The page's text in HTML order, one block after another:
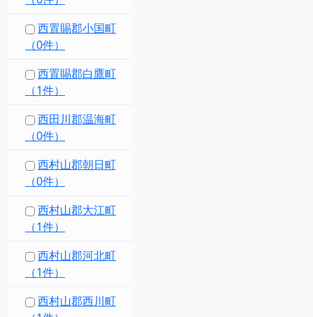
西置賜郡小国町
（0件）
西置賜郡白鷹町
（1件）
西田川郡温海町
（0件）
西村山郡朝日町
（0件）
西村山郡大江町
（1件）
西村山郡河北町
（1件）
西村山郡西川町